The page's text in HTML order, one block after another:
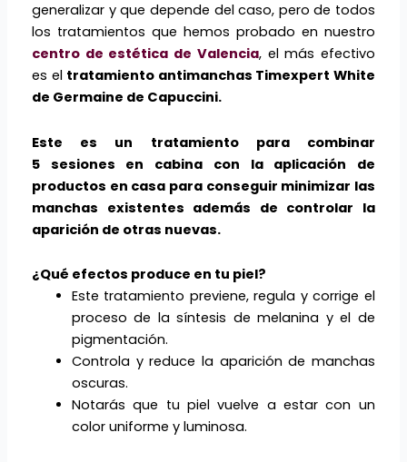
generalizar y que depende del caso, pero de todos
los tratamientos que hemos probado en nuestro
centro de estética de Valencia, el más efectivo
es el tratamiento antimanchas Timexpert White
de Germaine de Capuccini.
Este es un tratamiento para combinar
5 sesiones en cabina con la aplicación de
productos en casa para conseguir minimizar las
manchas existentes además de controlar la
aparición de otras nuevas.
¿Qué efectos produce en tu piel?
Este tratamiento previene, regula y corrige el
proceso de la síntesis de melanina y el de
pigmentación.
Controla y reduce la aparición de manchas
oscuras.
Notarás que tu piel vuelve a estar con un
color uniforme y luminosa.